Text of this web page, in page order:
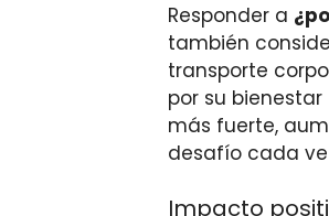
Responder a
también
transporte
por su
más fuerte,
desafío cada
Impacto